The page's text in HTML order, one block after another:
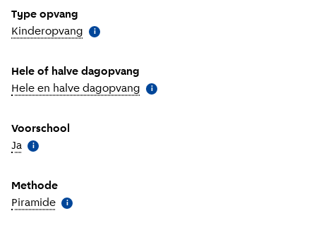
Type opvang
Kinderopvang Meer informatie
i
Hele of halve dagopvang
Hele en halve dagopvang Meer informatie
i
Voorschool
Ja Meer informatie
i
Methode
Piramide Meer informatie
i